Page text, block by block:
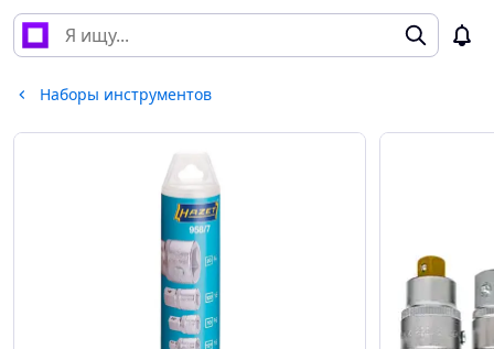
Наборы инструментов